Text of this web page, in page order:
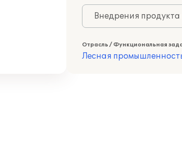
Внедрения
Отрасль / Функциональная
Лесная